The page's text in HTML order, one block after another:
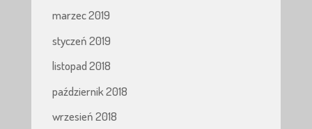
marzec 2019
styczeń 2019
listopad 2018
październik 2018
wrzesień 2018